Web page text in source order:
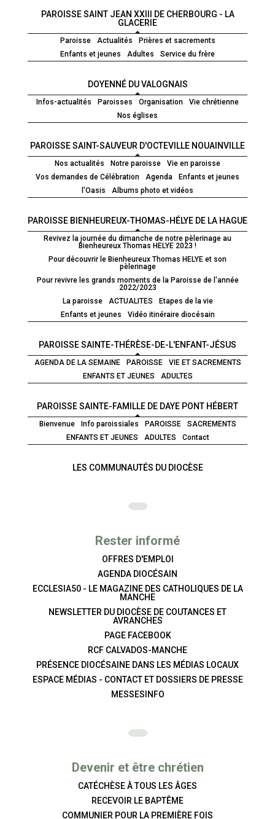
PAROISSE SAINT JEAN XXIII DE CHERBOURG - LA
GLACERIE
Paroisse Actualités
Prières et sacrements
Enfants et jeunes
Adultes Service du frère
DOYENNÉ DU VALOGNAIS
Infos-actualités Paroisses Organisation
Vie chrétienne
Nos églises
PAROISSE SAINT-SAUVEUR D'OCTEVILLE NOUAINVILLE
Nos actualités Notre paroisse
Vie en paroisse
Vos demandes de Célébration
Agenda
Enfants et jeunes
l'Oasis
Albums photo et vidéos
PAROISSE BIENHEUREUX-THOMAS-HÉLYE DE LA HAGUE
Revivez la journée du dimanche de notre pèlerinage au
Bienheureux Thomas HELYE 2023 !
Pour découvrir le Bienheureux Thomas HELYE et son
pèlerinage
Pour revivre les grands moments de la Paroisse de l'année
2022/2023
La paroisse
ACTUALITES
Etapes de la vie
Enfants et jeunes
Vidéo itinéraire diocésain
PAROISSE SAINTE-THÉRÈSE-DE-L'ENFANT-JÉSUS
AGENDA DE LA SEMAINE PAROISSE
VIE ET SACREMENTS
ENFANTS ET JEUNES
ADULTES
PAROISSE SAINTE-FAMILLE DE DAYE PONT HÉBERT
Bienvenue Info paroissiales PAROISSE
SACREMENTS
ENFANTS ET JEUNES
ADULTES Contact
LES COMMUNAUTÉS DU DIOCÈSE
Rester informé
OFFRES D'EMPLOI
AGENDA DIOCÉSAIN
ECCLESIA50 - LE MAGAZINE DES CATHOLIQUES DE LA
MANCHE
NEWSLETTER DU DIOCÈSE DE COUTANCES ET
AVRANCHES
PAGE FACEBOOK
RCF CALVADOS-MANCHE
PRÉSENCE DIOCÉSAINE DANS LES MÉDIAS LOCAUX
ESPACE MÉDIAS - CONTACT ET DOSSIERS DE PRESSE
MESSESINFO
Devenir et être chrétien
CATÉCHÈSE À TOUS LES ÂGES
RECEVOIR LE BAPTÊME
COMMUNIER POUR LA PREMIÈRE FOIS